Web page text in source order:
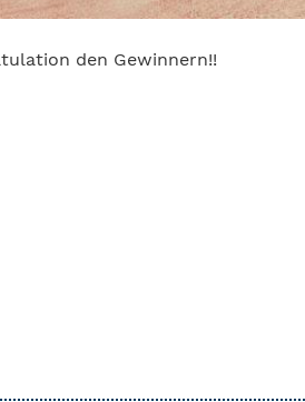
den Gewinnern!!